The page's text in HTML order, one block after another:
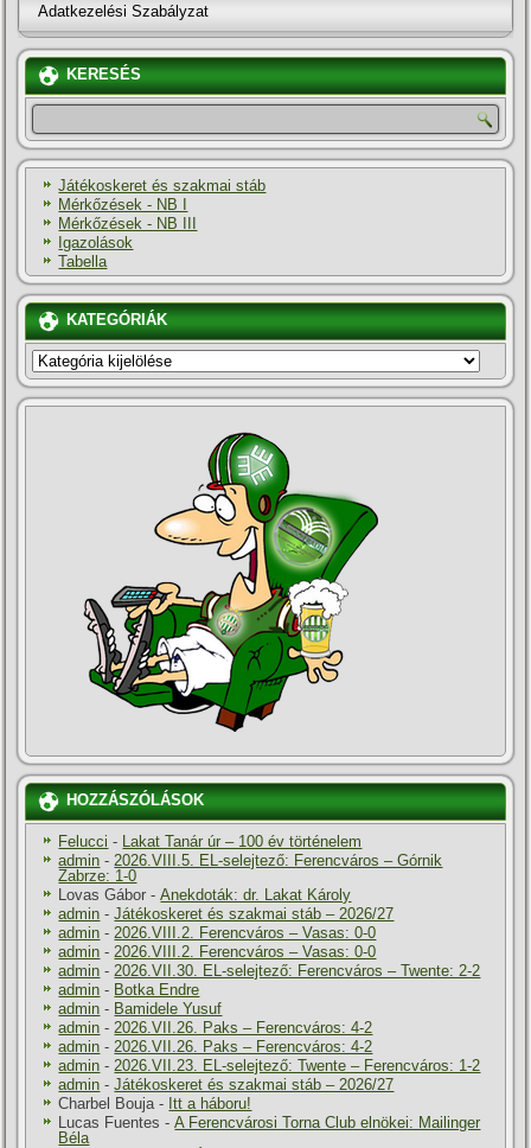
Adatkezelési Szabályzat
KERESÉS
Játékoskeret és szakmai stáb
Mérkőzések - NB I
Mérkőzések - NB III
Igazolások
Tabella
KATEGÓRIÁK
KATEGÓRIÁK
HOZZÁSZÓLÁSOK
Felucci - Lakat Tanár úr – 100 év történelem
admin -2026.VIII.5. EL-selejtező: Ferencváros – Górnik
Zabrze: 1-0
Lovas Gábor -Anekdoták: dr. Lakat Károly
admin -Játékoskeret és szakmai stáb – 2026/27
admin -2026.VIII.2. Ferencváros – Vasas: 0-0
admin -2026.VIII.2. Ferencváros – Vasas: 0-0
admin -2026.VII.30. EL-selejtező: Ferencváros – Twente: 2-2
admin - Botka Endre
admin - Bamidele Yusuf
admin -2026.VII.26. Paks – Ferencváros: 4-2
admin -2026.VII.26. Paks – Ferencváros: 4-2
admin -2026.VII.23. EL-selejtező: Twente – Ferencváros: 1-2
admin -Játékoskeret és szakmai stáb – 2026/27
Charbel Bouja- Itt a háboru!
Lucas Fuentes -A Ferencvárosi Torna Club elnökei: Mailinger
Béla